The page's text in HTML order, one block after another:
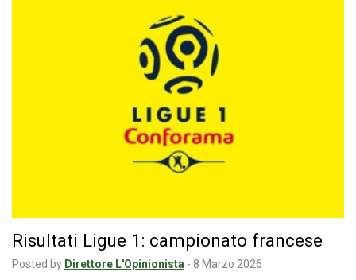
Risultati Ligue 1: campionato francese
Posted by Direttore L'Opinionista - 8 Marzo 2026